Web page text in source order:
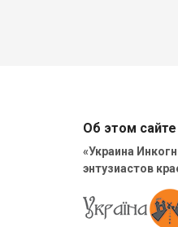
Об этом сайте
«Украина
энтузиастов